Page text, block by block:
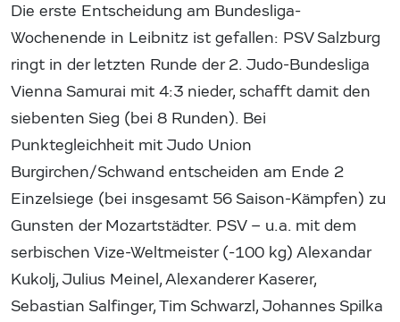
Die erste Entscheidung am Bundesliga-
Wochenende in Leibnitz ist gefallen: PSV Salzburg
ringt in der letzten Runde der 2. Judo-Bundesliga
Vienna Samurai mit 4:3 nieder, schafft damit den
siebenten Sieg (bei 8 Runden). Bei
Punktegleichheit mit Judo Union
Burgirchen/Schwand entscheiden am Ende 2
Einzelsiege (bei insgesamt 56 Saison-Kämpfen) zu
Gunsten der Mozartstädter. PSV – u.a. mit dem
serbischen Vize-Weltmeister (-100 kg) Alexandar
Kukolj, Julius Meinel, Alexanderer Kaserer,
Sebastian Salfinger, Tim Schwarzl, Johannes Spilka